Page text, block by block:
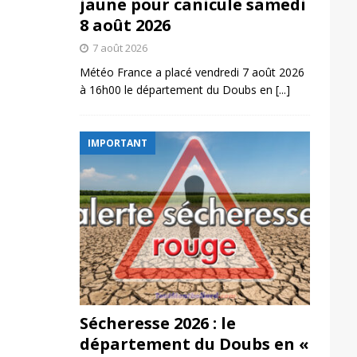
jaune pour canicule samedi
8 août 2026
7 août 2026
Météo France a placé vendredi 7 août 2026
à 16h00 le département du Doubs en [...]
IMPORTANT
Sécheresse 2026 : le
département du Doubs en «